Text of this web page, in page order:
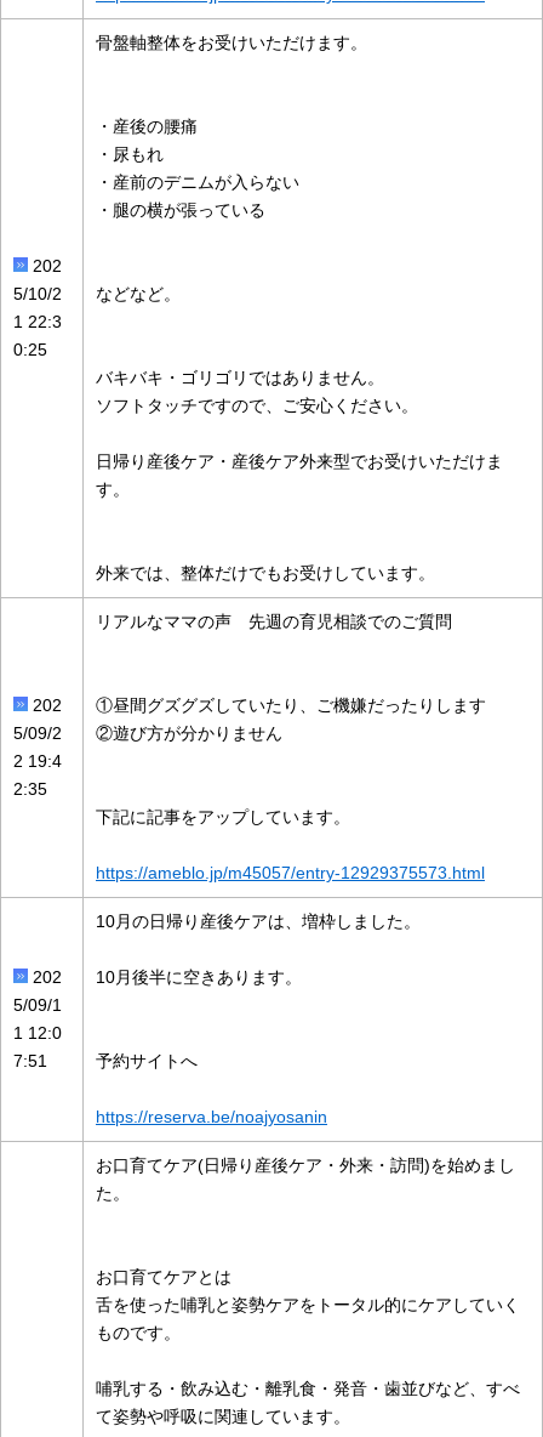
202
5/10/2
1 22:3
0:25
骨盤軸整体をお受けいただけます。
・産後の腰痛
・尿もれ
・産前のデニムが入らない
・腿の横が張っている
などなど。
バキバキ・ゴリゴリではありません。
ソフトタッチですので、ご安心ください。
日帰り産後ケア・産後ケア外来型でお受けいただけま
す。
外来では、整体だけでもお受けしています。
202
5/09/2
2 19:4
2:35
リアルなママの声 先週の育児相談でのご質問
①昼間グズグズしていたり、ご機嫌だったりします
②遊び方が分かりません
下記に記事をアップしています。
https://ameblo.jp/m45057/entry-12929375573.html
202
5/09/1
1 12:0
7:51
10月の日帰り産後ケアは、増枠しました。
10月後半に空きあります。
予約サイトへ
https://reserva.be/noajyosanin
お口育てケア(日帰り産後ケア・外来・訪問)を始めまし
た。
お口育てケアとは
舌を使った哺乳と姿勢ケアをトータル的にケアしていく
ものです。
哺乳する・飲み込む・離乳食・発音・歯並びなど、すべ
て姿勢や呼吸に関連しています。